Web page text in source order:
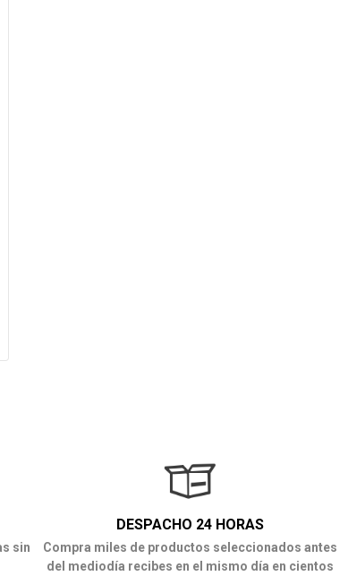
sin
DESPACHO 24 HORAS
Compra miles de productos seleccionados antes
del mediodía recibes en el mismo día en cientos